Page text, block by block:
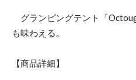
グランピングテント「
も味わえる。
【商品詳細】